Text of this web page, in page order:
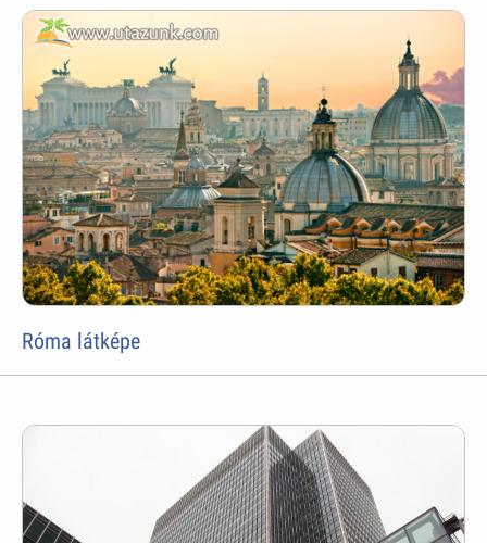
Róma látképe